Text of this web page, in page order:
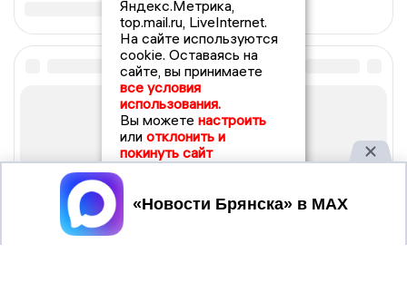
Яндекс.Метрика,
top.mail.ru, LiveInternet.
На сайте используются
cookie. Оставаясь на
сайте, вы принимаете
все условия
использования.
Вы можете настроить
или отклонить и
покинуть сайт
Принять